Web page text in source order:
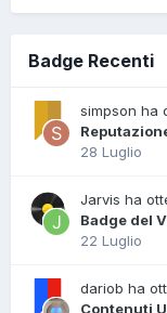
Badge Recenti
simpson ha
28 Luglio
Jarvis ha
Badge del
22 Luglio
dariob ha
Contenuti